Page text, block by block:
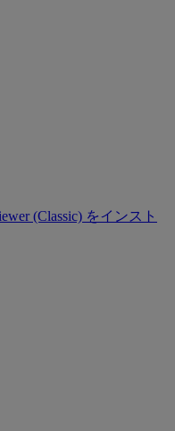
(Classic) をインスト